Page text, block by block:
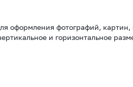
оформления фотографий,
и горизонтальное